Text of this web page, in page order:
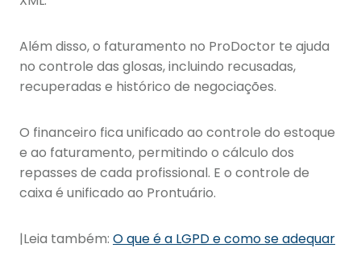
Além disso, o faturamento no ProDoctor te ajuda
no controle das glosas, incluindo recusadas,
recuperadas e histórico de negociações.
O financeiro fica unificado ao controle do estoque
e ao faturamento, permitindo o cálculo dos
repasses de cada profissional. E o controle de
caixa é unificado ao Prontuário.
|Leia também: O que é a LGPD e como se adequar